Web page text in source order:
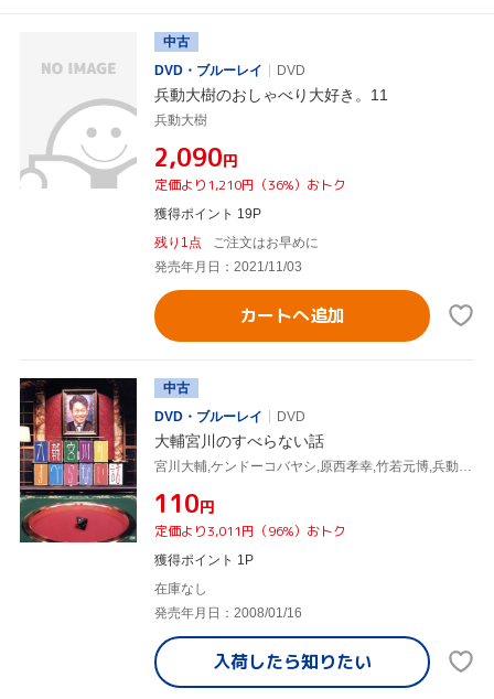
中古
DVD・ブルーレイ
DVD
兵動大樹のおしゃべり大好き。11
兵動大樹
¥2,090円
定価より1,210円（36%）おトク
獲得ポイント 19P
残り1点
ご注文はお早めに
発売年月日：2021/11/03
カートへ追加
中古
DVD・ブルーレイ
DVD
大輔宮川のすべらない話
宮川大輔,ケンドーコバヤシ,原西孝幸,竹若元博,兵動大樹,渡辺あつむ,久保田和靖
¥110円
定価より3,011円（96%）おトク
獲得ポイント 1P
在庫なし
発売年月日：2008/01/16
入荷したら知りたい